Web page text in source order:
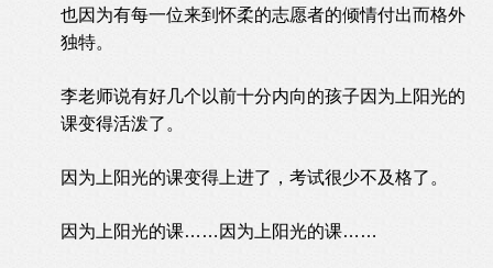
也因为有每一位来到怀柔的志愿者的倾情付出而格外
独特。
李老师说有好几个以前十分内向的孩子因为上阳光的
课变得活泼了。
因为上阳光的课变得上进了，考试很少不及格了。
因为上阳光的课……因为上阳光的课……